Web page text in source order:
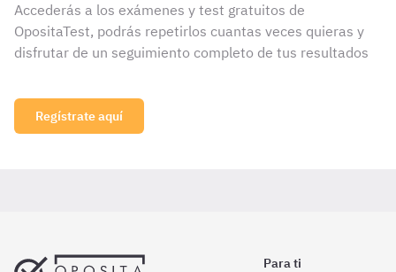
Accederás a los exámenes y test gratuitos de
OpositaTest, podrás repetirlos cuantas veces quieras y
disfrutar de un seguimiento completo de tus resultados
Regístrate aquí
Para ti